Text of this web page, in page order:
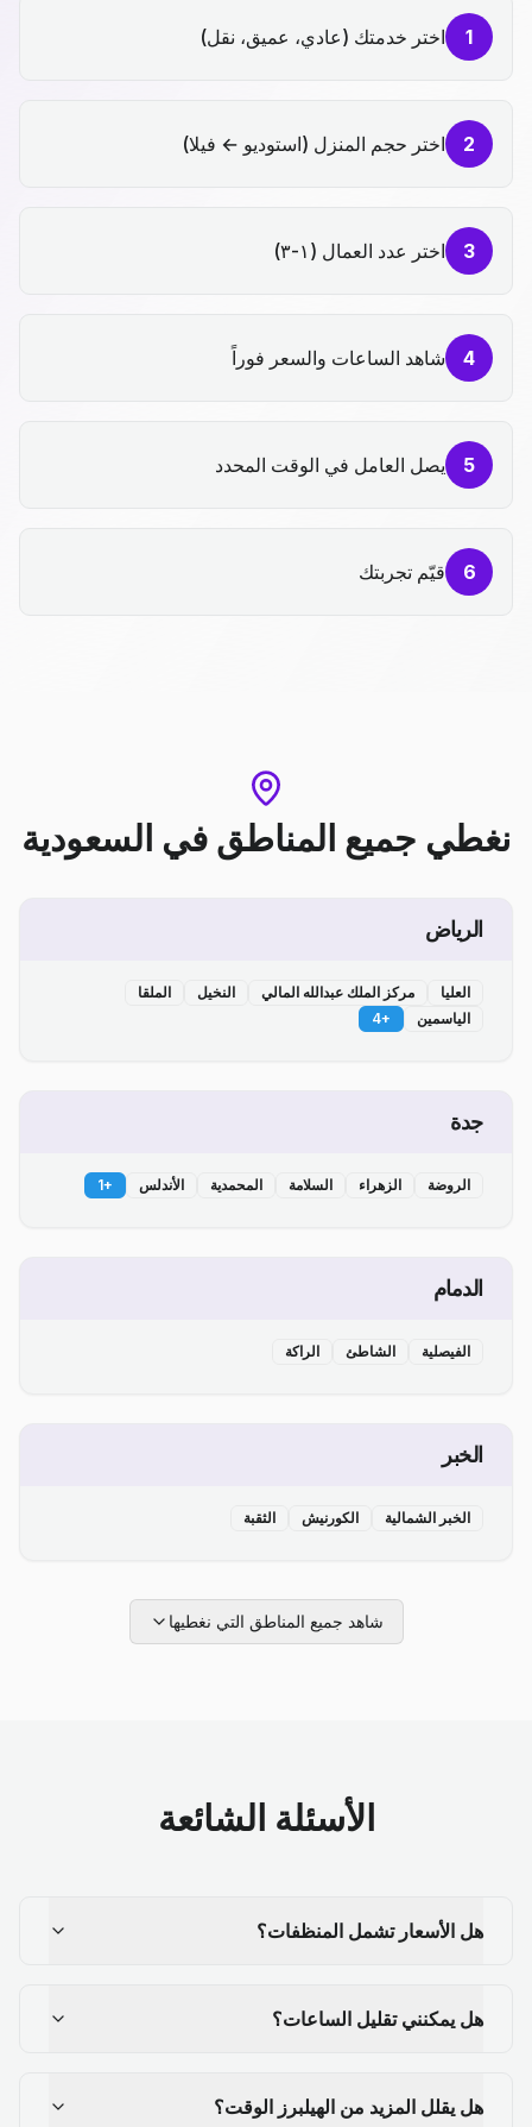
1 اختر خدمتك (عادي، عميق، نقل)
2 اختر حجم المنزل (استوديو ← فيلا)
3 اختر عدد العمال (١-٣)
4 شاهد الساعات والسعر فوراً
5 يصل العامل في الوقت المحدد
6 قيّم تجربتك
نغطي جميع المناطق في السعودية
الرياض
العليا مركز الملك عبدالله المالي النخيل
الملقا
الياسمين
+
4
جدة
الروضة الزهراء السلامة المحمدية الأندلس +
1
الدمام
الفيصلية الشاطئ الراكة
الخبر
الخبر الشمالية الكورنيش الثقبة
شاهد جميع المناطق التي نغطيها
الأسئلة الشائعة
هل الأسعار تشمل المنظفات؟
هل يمكنني تقليل الساعات؟
هل يقلل المزيد من الهيلبرز الوقت؟